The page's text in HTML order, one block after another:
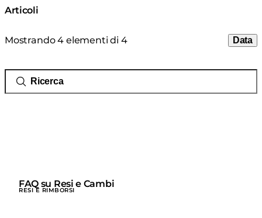
Articoli
Mostrando 4 elementi di 4 Data
FAQ su Resi e Cambi
RESI E RIMBORSI